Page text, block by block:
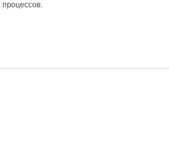
процессов.